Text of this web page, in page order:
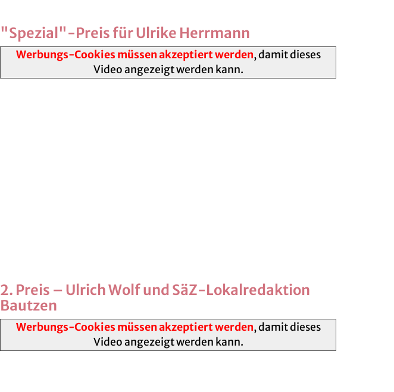
"Spezial"-Preis für Ulrike Herrmann
Werbungs-Cookies müssen akzeptiert werden, damit dieses
Video angezeigt werden kann.
2. Preis – Ulrich Wolf und SäZ-Lokalredaktion
Bautzen
Werbungs-Cookies müssen akzeptiert werden, damit dieses
Video angezeigt werden kann.